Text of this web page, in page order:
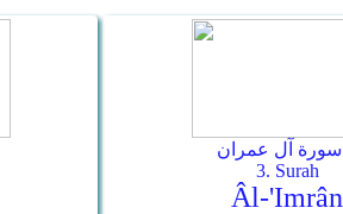
3. Surah
Âl-'Imrân